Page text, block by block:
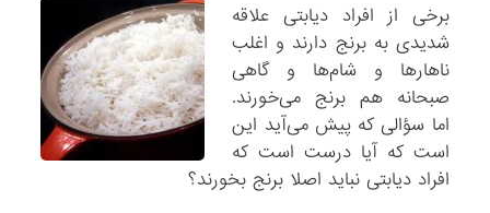
برخی از افراد دیابتی علاقه
شدیدی به برنج دارند و اغلب
ناهارها و شام‌ها و گاهی
صبحانه هم برنج می‌خورند.
اما سؤالی که پیش می‌آید این
است که آیا درست است که
افراد دیابتی نباید اصلا برنج بخورند؟